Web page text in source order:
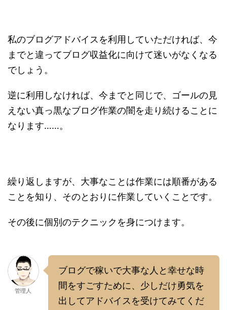
私のブログアドバイスを利用していただければ、今
までと違ってブログ収益化に向けて迷いがなくなる
でしょう。
逆に利用しなければ、今までと同じで、ゴールの見
えない真っ黒なブログ作業の闇を走り続けることに
なります……。
繰り返しますが、大事なことは作業には順番がある
ことを知り、そのとおりに作業していくことです。
その後に個別のテクニックを身につけます。
管理人
ブログで稼いで大事な人と幸せな時
間をすごすために、少しだけ勇気を
出してアドバイスを受けてみてくだ